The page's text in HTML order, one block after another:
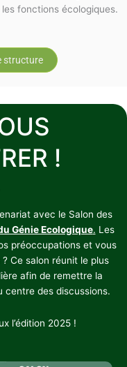
fonctions écologiques.
structure
!
avec le Salon des
Génie Ecologique. Les
préoccupations et vous
Ce salon réunit le plus
afin de remettre la
centre des discussions.
l’édition 2025 !